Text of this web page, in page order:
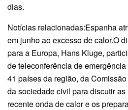
dias.
Notícias relacionadas:Espanha
em junho ao excesso de calor.O
para a Europa, Hans Kluge,
de teleconferência de
41 países da região, da
da sociedade civil para discutir
recente onda de calor e os